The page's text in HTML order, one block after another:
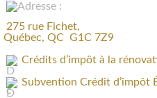
275 rue Fichet,
Québec, QC G1C 7Z9
Crédits d’impôt à la
Subvention Crédit d’impôt